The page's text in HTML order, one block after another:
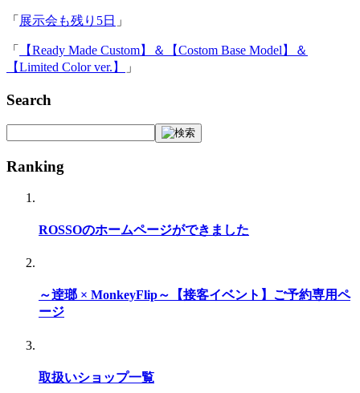
「 展示会も残り5日 」
「
【Ready Made Custom】＆【Costom Base Model】＆
【Limited Color ver.】
」
Search
Ranking
ROSSOのホームページができました
～逹瑯 × MonkeyFlip～【接客イベント】ご予約専用ペ
ージ
取扱いショップ一覧